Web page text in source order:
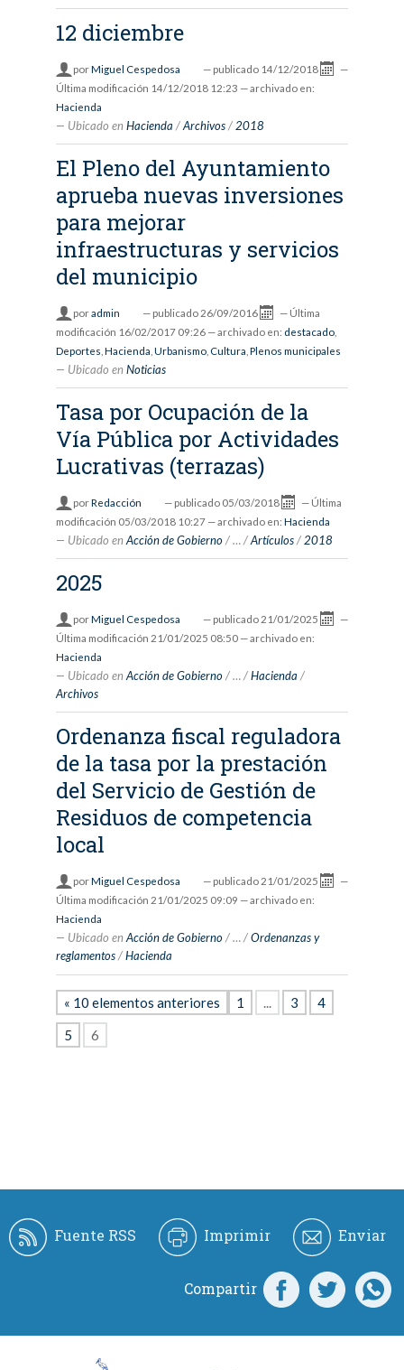
12 diciembre
porMiguel Cespedosa — publicado 14/12/2018
—
Última modificación 14/12/2018 12:23 — archivado en:
Hacienda
Ubicado en Hacienda /Archivos / 2018
El Pleno del Ayuntamiento
aprueba nuevas inversiones
para mejorar
infraestructuras y servicios
del municipio
poradmin — publicado 26/09/2016 — Última
modificación 16/02/2017 09:26 — archivado en: destacado,
Deportes Hacienda Urbanismo, Cultura Plenos municipales
Ubicado en Noticias
Tasa por Ocupación de la
Vía Pública por Actividades
Lucrativas (terrazas)
porRedacción — publicado 05/03/2018 — Última
modificación 05/03/2018 10:27 — archivado en: Hacienda
Ubicado en Acción de Gobierno /…/Artículos / 2018
2025
porMiguel Cespedosa — publicado 21/01/2025
—
Última modificación 21/01/2025 08:50 — archivado en:
Hacienda
Ubicado en Acción de Gobierno /…/Hacienda /
Archivos
Ordenanza fiscal reguladora
de la tasa por la prestación
del Servicio de Gestión de
Residuos de competencia
local
porMiguel Cespedosa — publicado 21/01/2025
—
Última modificación 21/01/2025 09:09 — archivado en:
Hacienda
Ubicado en Acción de Gobierno /…/Ordenanzas y
reglamentos /Hacienda
« 10 elementos anteriores 1 ... 3
4
5
6
Fuente RSS Imprimir Enviar
Compartir